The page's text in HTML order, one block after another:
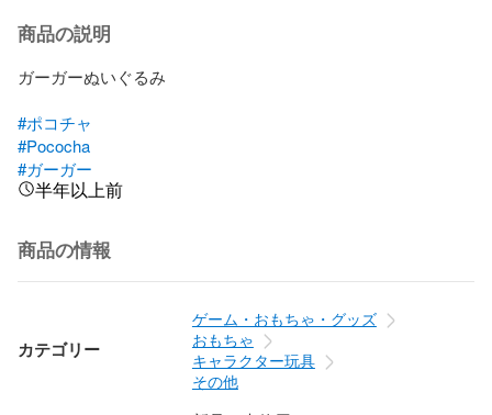
商品の説明
ガーガーぬいぐるみ
#ポコチャ
#Pococha
#ガーガー
半年以上前
商品の情報
カテゴリー
ゲーム・おもちゃ・グッズ
おもちゃ
キャラクター玩具
その他